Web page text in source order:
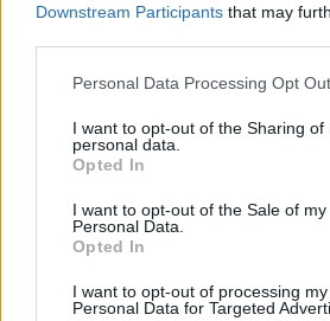
Downstream Participants that may
Personal Data Processing Opt
I want to opt-out of the Sharing of
personal data.
Opted In
I want to opt-out of the Sale of my
Personal Data.
Opted In
I want to opt-out of processing my
Personal Data for Targeted
Esim for Global
Esim for USA|Esim for Italy|